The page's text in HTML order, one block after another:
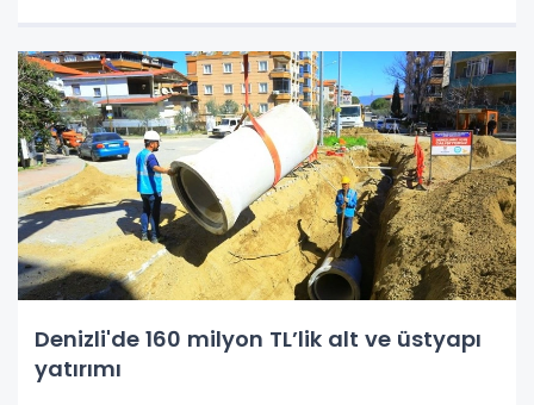
Denizli'de 160 milyon TL’lik alt ve üstyapı
yatırımı